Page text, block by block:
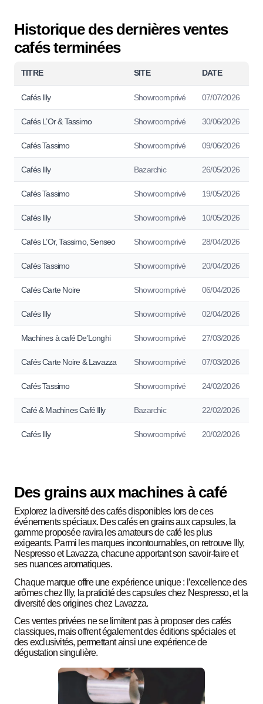
Historique des dernières ventes
cafés terminées
TITRE SITE DATE
Cafés Illy Showroomprivé 07/07/2026
Cafés L’Or & Tassimo Showroomprivé 30/06/2026
Cafés Tassimo Showroomprivé 09/06/2026
Cafés Illy Bazarchic 26/05/2026
Cafés Tassimo Showroomprivé 19/05/2026
Cafés Illy Showroomprivé 10/05/2026
Cafés L’Or, Tassimo, Senseo Showroomprivé 28/04/2026
Cafés Tassimo Showroomprivé 20/04/2026
Cafés Carte Noire Showroomprivé 06/04/2026
Cafés Illy Showroomprivé 02/04/2026
Machines à café De’Longhi Showroomprivé 27/03/2026
Cafés Carte Noire & Lavazza Showroomprivé 07/03/2026
Cafés Tassimo Showroomprivé 24/02/2026
Café & Machines Café Illy Bazarchic 22/02/2026
Cafés Illy Showroomprivé 20/02/2026
Des grains aux machines à café
Explorez la diversité des cafés disponibles lors de ces
événements spéciaux. Des cafés en grains aux capsules, la
gamme proposée ravira les amateurs de café les plus
exigeants. Parmi les marques incontournables, on retrouve Illy,
Nespresso et Lavazza, chacune apportant son savoir-faire et
ses nuances aromatiques.
Chaque marque offre une expérience unique : l’excellence des
arômes chez Illy, la praticité des capsules chez Nespresso, et la
diversité des origines chez Lavazza.
Ces ventes privées ne se limitent pas à proposer des cafés
classiques, mais offrent également des éditions spéciales et
des exclusivités, permettant ainsi une expérience de
dégustation singulière.